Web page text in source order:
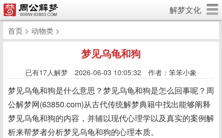
解梦文化
首页 > 动物类 >
梦见乌龟和狗
已有17人解梦 2026-06-03 10:05:32 作者：笨笨小象
梦见乌龟和狗是什么意思？梦见乌龟和狗是怎么回事呢？周
公解梦网(63850.com)从古代传统解梦典籍中找出能够阐释
梦见乌龟和狗的内容，并辅以现代心理学以及真实的案例解
析来帮梦者分析梦见乌龟和狗的心理本质。